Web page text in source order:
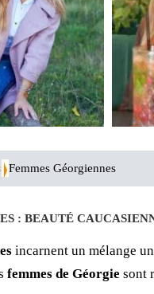
Femmes Géorgiennes
: BEAUTÉ
incarnent un mélange
femmes de Géorgie sont